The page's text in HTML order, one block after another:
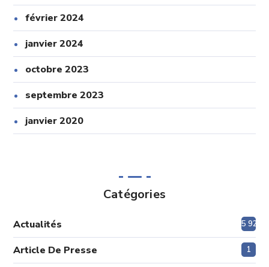
février 2024
janvier 2024
octobre 2023
septembre 2023
janvier 2020
Catégories
Actualités 5 920
Article De Presse 1